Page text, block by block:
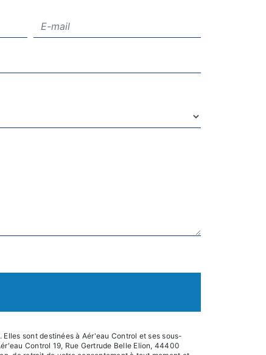
sont destinées à Aér'eau Control et ses sous-
Control 19, Rue Gertrude Belle Elion, 44400